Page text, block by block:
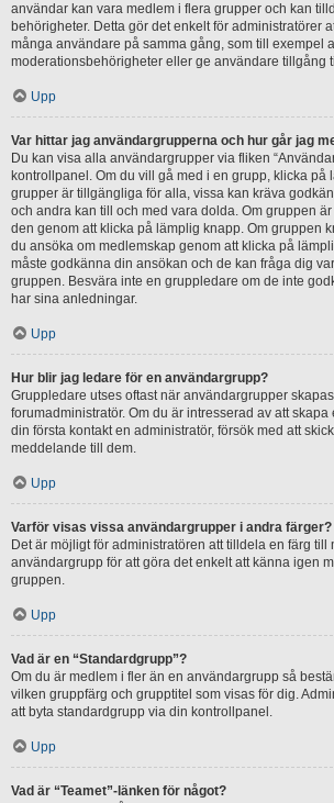
användar kan vara medlem i flera grupper och kan
behörigheter. Detta gör det enkelt för administratörer
många användare på samma gång, som till exempel
moderationsbehörigheter eller ge användare tillgång
Upp
Var hittar jag användargrupperna och hur går jag
Du kan visa alla användargrupper via fliken
kontrollpanel. Om du vill gå med i en grupp, klicka på
grupper är tillgängliga för alla, vissa kan kräva
och andra kan till och med vara dolda. Om gruppen
den genom att klicka på lämplig knapp. Om gruppen
du ansöka om medlemskap genom att klicka på
måste godkänna din ansökan och de kan fråga dig
gruppen. Besvära inte en gruppledare om de inte
har sina anledningar.
Upp
Hur blir jag ledare för en användargrupp?
Gruppledare utses oftast när användargrupper
forumadministratör. Om du är intresserad av att
din första kontakt en administratör, försök med att
meddelande till dem.
Upp
Varför visas vissa användargrupper i andra färger?
Det är möjligt för administratören att tilldela en färg till
användargrupp för att göra det enkelt att känna igen
gruppen.
Upp
Vad är en “Standardgrupp”?
Om du är medlem i fler än en användargrupp så
vilken gruppfärg och grupptitel som visas för dig.
att byta standardgrupp via din kontrollpanel.
Upp
Vad är “Teamet”-länken för något?